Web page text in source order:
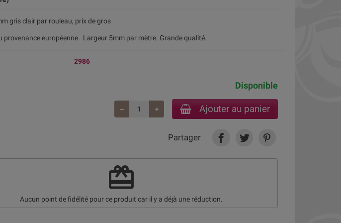
gris clair par rouleau, prix de gros
provenance européenne. Largeur 5mm par mètre. Grande qualité.
2986
Disponible
Ajouter au panier
Partager
redeem
Aucun point de fidélité pour ce produit car il y a déjà une réduction.